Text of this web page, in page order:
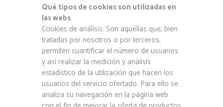
Qué tipos de cookies son utilizadas en
las webs
Cookies de análisis: Son aquéllas que, bien
tratadas por nosotros o por terceros,
permiten cuantificar el número de usuarios
y así realizar la medición y análisis
estadístico de la utilización que hacen los
usuarios del servicio ofertado. Para ello se
analiza su navegación en la página web